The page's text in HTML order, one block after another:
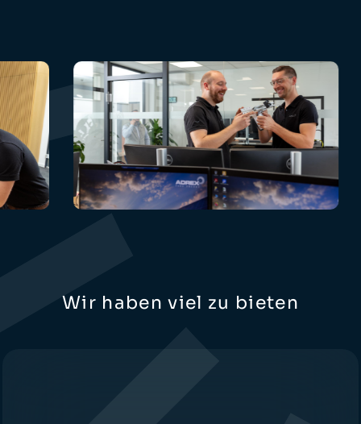
Wir haben viel zu bieten